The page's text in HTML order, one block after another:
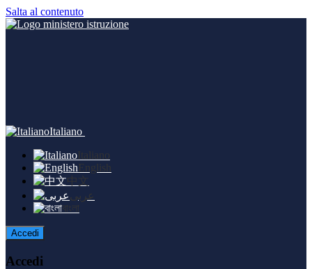
Salta al contenuto
Italiano
Italiano
English
中文
عربى
বাংলা
Accedi
Accedi